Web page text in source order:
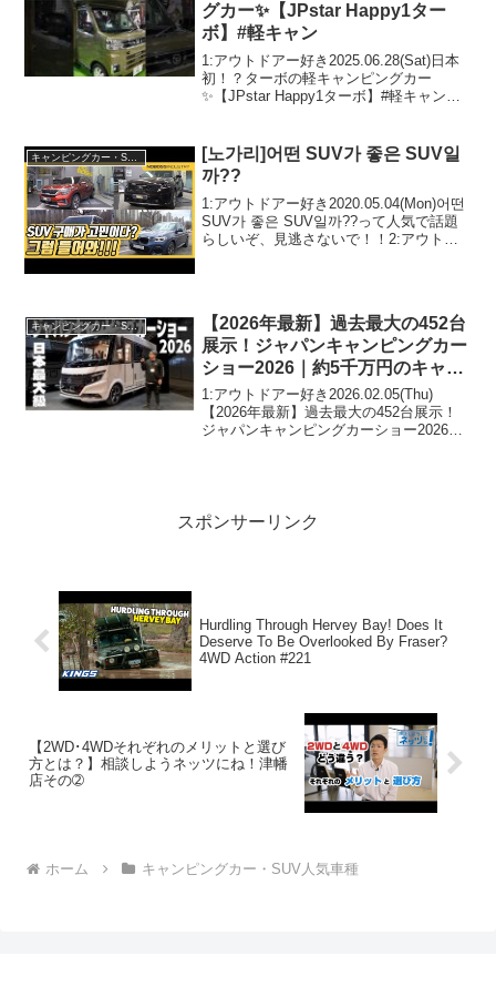
グカー✨【JPstar Happy1ター
ボ】#軽キャン
1:アウトドアー好き2025.06.28(Sat)日本
初！？ターボの軽キャンピングカー
✨【JPstar Happy1ターボ】#軽キャンっ
2025.06.28(Sat)この動画は注目で...
[노가리]어떤 SUV가 좋은 SUV일
까??
1:アウトドアー好き2020.05.04(Mon)어떤
SUV가 좋은 SUV일까??って人気で話題
らしいぞ、見逃さないで！！2:アウトド
キャンピングカー・SUV人気車種
【2026年最新】過去最大の452台
展示！ジャパンキャンピングカー
ショー2026｜約5千万円のキャン
ピングカーも登場！
1:アウトドアー好き2026.02.05(Thu)
【2026年最新】過去最大の452台展示！
ジャパンキャンピングカーショー2026｜
スポンサーリンク
Hurdling Through Hervey Bay! Does It
Deserve To Be Overlooked By Fraser?
4WD Action #221
【2WD･4WDそれぞれのメリットと選び
方とは？】相談しようネッツにね！津幡
店その➁
ホーム キャンピングカー・SUV人気車種